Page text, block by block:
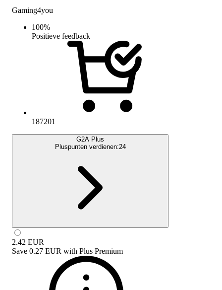
Gaming4you
100%
Positieve feedback
187201
G2A Plus
Pluspunten verdienen:24
2.42 EUR
Save 0.27 EUR with Plus Premium